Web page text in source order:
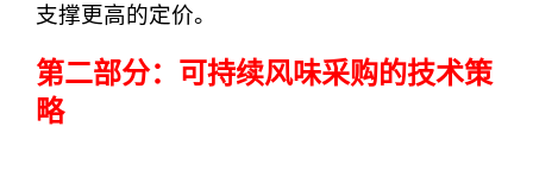
支撑更高的定价。
第二部分：可持续风味采购的技术策
略